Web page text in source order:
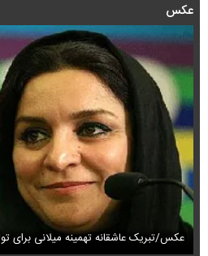
عکس
عکس/تبریک عاشقانه تهمینه میلانی برای